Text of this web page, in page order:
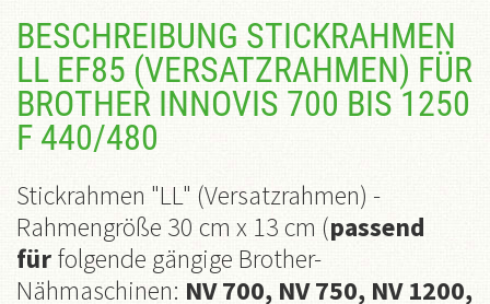
BESCHREIBUNG STICKRAHMEN
LL EF85 (VERSATZRAHMEN) FÜR
BROTHER INNOVIS 700 BIS 1250
F 440/480
Stickrahmen "LL" (Versatzrahmen) -
Rahmengröße 30 cm x 13 cm (passend
fürfolgende gängige Brother-
Nähmaschinen: NV 700, NV 750, NV 1200,